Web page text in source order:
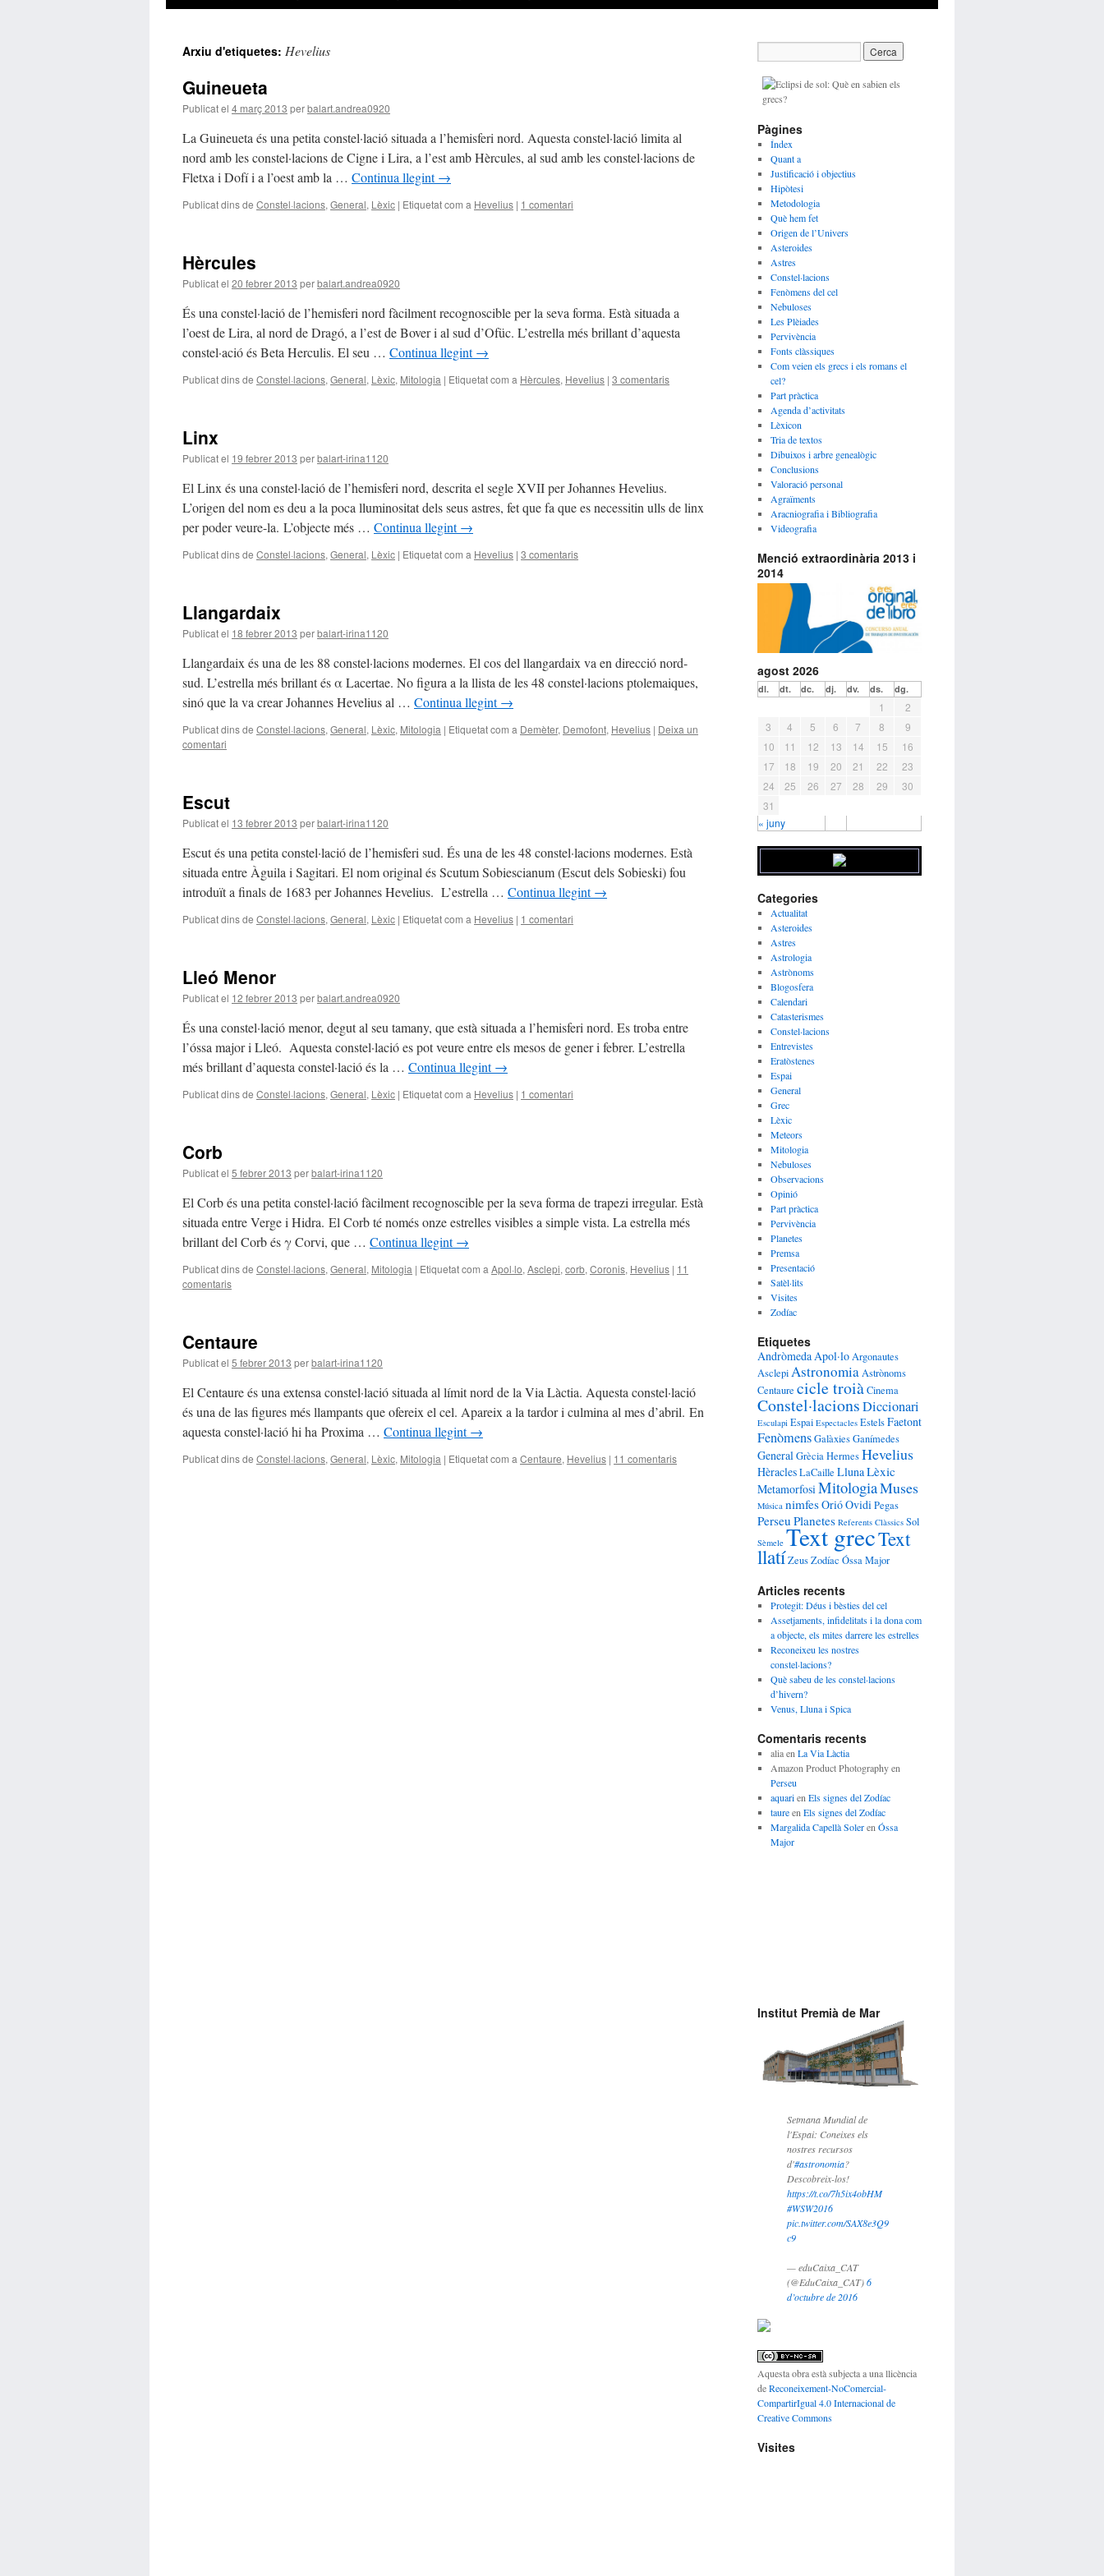
Arxiu d'etiquetes: Hevelius
Guineueta
Publicat el 4 març 2013 perbalart.andrea0920
La Guineueta és una petita constel·lació situada a l’hemisferi nord. Aquesta constel·lació limita al
nord amb les constel·lacions de Cigne i Lira, a l’est amb Hèrcules, al sud amb les constel·lacions de
Fletxa i Dofí i a l’oest amb la … Continua llegint→
Publicat dins de Constel·lacions, General, Lèxic | Etiquetat com a Hevelius | 1 comentari
Hèrcules
Publicat el 20 febrer 2013 perbalart.andrea0920
És una constel·lació de l’hemisferi nord fàcilment recognoscible per la seva forma. Està situada a
l’oest de Lira, al nord de Dragó, a l’est de Bover i al sud d’Ofüc. L’estrella més brillant d’aquesta
constel·ació és Beta Herculis. El seu … Continua llegint→
Publicat dins de Constel·lacions, General, Lèxic, Mitologia | Etiquetat com a Hèrcules, Hevelius | 3 comentaris
Linx
Publicat el 19 febrer 2013 perbalart-irina1120
El Linx és una constel·lació de l’hemisferi nord, descrita el segle XVII per Johannes Hevelius.
L’origen del nom es deu a la poca lluminositat dels seus astres, fet que fa que es necessitin ulls de linx
per poder veure-la. L’objecte més … Continua llegint→
Publicat dins de Constel·lacions, General, Lèxic | Etiquetat com a Hevelius | 3 comentaris
Llangardaix
Publicat el 18 febrer 2013 perbalart-irina1120
Llangardaix és una de les 88 constel·lacions modernes. El cos del llangardaix va en direcció nord-
sud. L’estrella més brillant és α Lacertae. No figura a la llista de les 48 constel·lacions ptolemaiques,
sinó que la va crear Johannes Hevelius al … Continua llegint→
Publicat dins de Constel·lacions, General, Lèxic, Mitologia | Etiquetat com a Demèter, Demofont, Hevelius | Deixa un
comentari
Εscut
Publicat el 13 febrer 2013 perbalart-irina1120
Escut és una petita constel·lació de l’hemisferi sud. És una de les 48 constel·lacions modernes. Està
situada entre Àguila i Sagitari. El nom original és Scutum Sobiescianum (Escut dels Sobieski) fou
introduït a finals de 1683 per Johannes Hevelius. L’estrella … Continua llegint→
Publicat dins de Constel·lacions, General, Lèxic | Etiquetat com a Hevelius | 1 comentari
Lleó Menor
Publicat el 12 febrer 2013 perbalart.andrea0920
És una constel·lació menor, degut al seu tamany, que està situada a l’hemisferi nord. Es troba entre
l’óssa major i Lleó. Aquesta constel·lació es pot veure entre els mesos de gener i febrer. L’estrella
més brillant d’aquesta constel·lació és la … Continua llegint→
Publicat dins de Constel·lacions, General, Lèxic | Etiquetat com a Hevelius | 1 comentari
Corb
Publicat el 5 febrer 2013 perbalart-irina1120
El Corb és una petita constel·lació fàcilment recognoscible per la seva forma de trapezi irregular. Està
situada entre Verge i Hidra. El Corb té només onze estrelles visibles a simple vista. La estrella més
brillant del Corb és γ Corvi, que … Continua llegint→
Publicat dins de Constel·lacions, General, Mitologia | Etiquetat com a Apol·lo, Asclepi, corb, Coronis, Hevelius | 11
comentaris
Centaure
Publicat el 5 febrer 2013 perbalart-irina1120
El Centaure és una extensa constel·lació situada al límit nord de la Via Làctia. Aquesta constel·lació
és una de las figures més llampants que ofereix el cel. Apareix a la tardor i culmina al mes d’abril. En
aquesta constel·lació hi ha Proxima … Continua llegint→
Publicat dins de Constel·lacions, General, Lèxic, Mitologia | Etiquetat com a Centaure, Hevelius | 11 comentaris
Pàgines
Índex
Quant a
Justificació i objectius
Hipòtesi
Metodologia
Què hem fet
Origen de l’Univers
Asteroides
Astres
Constel·lacions
Fenòmens del cel
Nebuloses
Les Plèiades
Pervivència
Fonts clàssiques
Com veien els grecs i els romans el
cel?
Part pràctica
Agenda d’activitats
Lèxicon
Tria de textos
Dibuixos i arbre genealògic
Conclusions
Valoració personal
Agraïments
Aracniografia i Bibliografia
Videografia
Menció extraordinària 2013 i
2014
agost 2026
dl. dt. dc. dj. dv. ds. dg.
« juny
1
2
3
4 5 6 7 8
9
10
11 12 13 14 15
16
17
18 19 20 21 22
23
24
25 26 27 28 29
30
31
Categories
Actualitat
Asteroides
Astres
Astrologia
Astrònoms
Blogosfera
Calendari
Catasterismes
Constel·lacions
Entrevistes
Eratòstenes
Espai
General
Grec
Lèxic
Meteors
Mitologia
Nebuloses
Observacions
Opinió
Part pràctica
Pervivència
Planetes
Premsa
Presentació
Satèl·lits
Visites
Zodíac
Etiquetes
Andròmeda Apol·loArgonautes
AsclepiAstronomiaAstrònoms
Centaure cicle troiàCinema
Constel·lacionsDiccionari
Esculapi Espai Espectacles EstelsFaetont
FenòmensGalàxiesGanímedes
General GrèciaHermesHevelius
HèraclesLaCaille LlunaLèxic
Metamorfosi MitologiaMuses
Música nimfesOrióOvidi Pegas
Perseu Planetes Referents Clàssics Sol
Sèmele Text grecText
llatíZeusZodíac Óssa Major
Articles recents
Protegit: Déus i bèsties del cel
Assetjaments, infidelitats i la dona com
a objecte, els mites darrere les estrelles
Reconeixeu les nostres
constel·lacions?
Què sabeu de les constel·lacions
d’hivern?
Venus, Lluna i Spica
Comentaris recents
aliaen La Via Làctia
Amazon Product Photographyen
Perseu
aquarien Els signes del Zodíac
taureen Els signes del Zodíac
Margalida Capellà Soleren Óssa
Major
Institut Premià de Mar
Setmana Mundial de
l'Espai: Coneixes els
nostres recursos
d'#astronomia?
Descobreix-los!
https://t.co/7h5ix4obHM
#WSW2016
pic.twitter.com/SAX8e3Q9
c9
— eduCaixa_CAT
(@EduCaixa_CAT)6
d’octubre de 2016
Aquesta obra està subjecta a una llicència
deReconeixement-NoComercial-
CompartirIgual 4.0 Internacional de
Creative Commons
Visites